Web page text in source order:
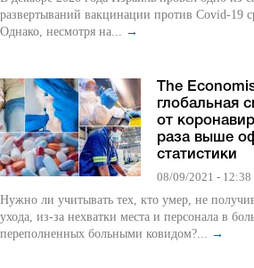
развертываний вакцинации против Covid-19
Однако, несмотря на... →
The
глобальная
от
раза выше
статистики
08/09/2021 - 12:38
Нужно ли учитывать тех, кто умер, не
ухода, из-за нехватки места и персонала в
переполненных больными ковидом?...
→